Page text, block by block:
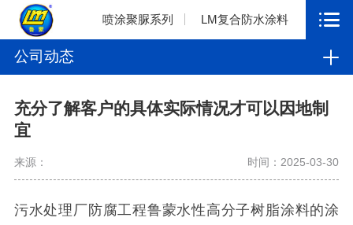
喷涂聚脲系列 LM复合防水涂料
公司动态
充分了解客户的具体实际情况才可以因地制
宜
来源： 时间：2025-03-30
污水处理厂防腐工程鲁蒙水性高分子树脂涂料的涂